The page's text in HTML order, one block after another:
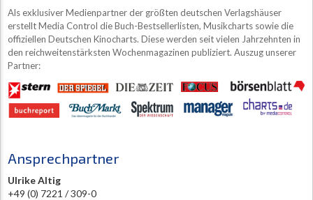
Als exklusiver Medienpartner der größten deutschen Verlagshäuser
erstellt Media Control die Buch-Bestsellerlisten, Musikcharts sowie die
offiziellen Deutschen Kinocharts. Diese werden seit vielen Jahrzehnten in
den reichweitenstärksten Wochenmagazinen publiziert. Auszug unserer
Partner:
Ansprechpartner
Ulrike Altig
+49 (0) 7221 / 309-0